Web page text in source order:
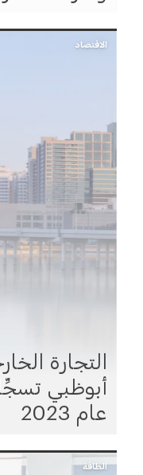
الاقتصاد
التجارة
عام 2023
الطاقة